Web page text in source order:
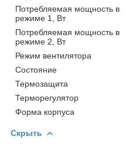
Потребляемая мощность в
режиме 1, Вт
Потребляемая мощность в
режиме 2, Вт
Режим вентилятора
Состояние
Термозащита
Терморегулятор
Форма корпуса
Скрыть